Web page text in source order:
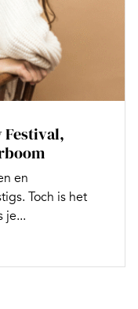
Festival,
en
Toch is het
je...